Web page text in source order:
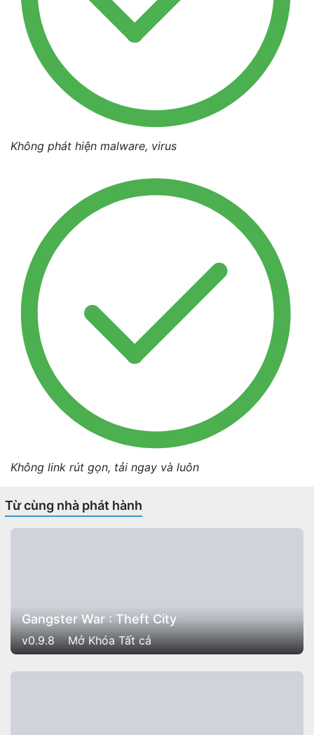
Không phát hiện malware, virus
Không link rút gọn, tải ngay và luôn
Từ cùng nhà phát hành
Gangster War : Theft City
v0.9.8 Mở Khóa Tất cả